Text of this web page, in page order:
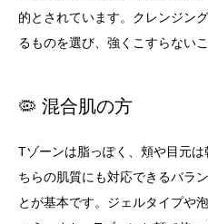
的とされています。クレンジン
るものを選び、強くこすらない
🦠 混合肌の方
Tゾーンは脂っぽく、頬や目元
ちらの肌質にも対応できるバラ
とが基本です。ジェルタイプや